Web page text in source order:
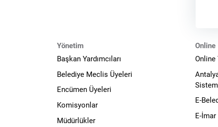
Yönetim
Başkan Yardımcıları
Belediye Meclis Üyeleri
Encümen Üyeleri
Komisyonlar
Müdürlükler
Online
Online
E-
E-İmar